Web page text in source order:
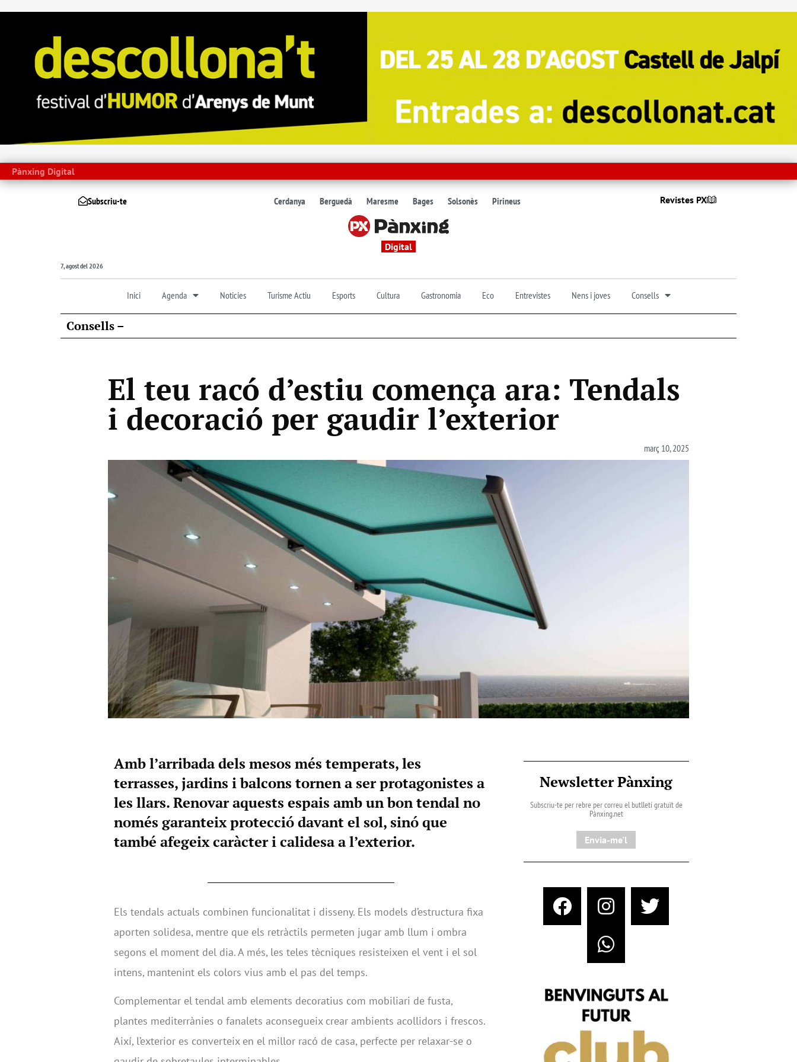
Pànxing Digital
Subscriu-te Cerdanya Berguedà Maresme Bages Solsonès Pirineus Revistes PX
Digital
7, agost del 2026
Inici Agenda Noticies Turisme Actiu Esports Cultura Gastronomia Eco Entrevistes Nens i joves Consells
Consells –
El teu racó d’estiu comença ara: Tendals
i decoració per gaudir l’exterior
març 10, 2025
Amb l’arribada dels mesos més temperats, les
terrasses, jardins i balcons tornen a ser protagonistes a
les llars. Renovar aquests espais amb un bon tendal no
només garanteix protecció davant el sol, sinó que
també afegeix caràcter i calidesa a l’exterior.
Els tendals actuals combinen funcionalitat i disseny. Els models d’estructura fixa
aporten solidesa, mentre que els retràctils permeten jugar amb llum i ombra
segons el moment del dia. A més, les teles tècniques resisteixen el vent i el sol
intens, mantenint els colors vius amb el pas del temps.
Complementar el tendal amb elements decoratius com mobiliari de fusta,
plantes mediterrànies o fanalets aconsegueix crear ambients acollidors i frescos.
Així, l’exterior es converteix en el millor racó de casa, perfecte per relaxar-se o
Newsletter Pànxing
Subscriu-te per rebre per correu el butlletí gratuït de
Pànxing.net​
Envia-me'l